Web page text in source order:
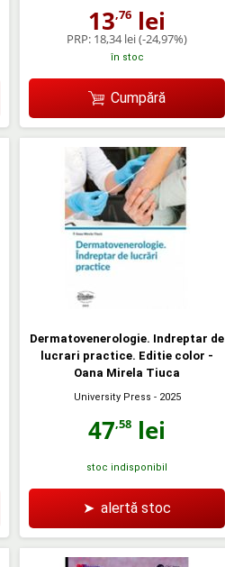
13,76 lei
PRP: 18,34 lei(-24,97%)
în stoc
Cumpără
Dermatovenerologie. Indreptar de
lucrari practice. Editie color -
Oana Mirela Tiuca
University Press - 2025
47,58 lei
stoc indisponibil
➤ alertă stoc